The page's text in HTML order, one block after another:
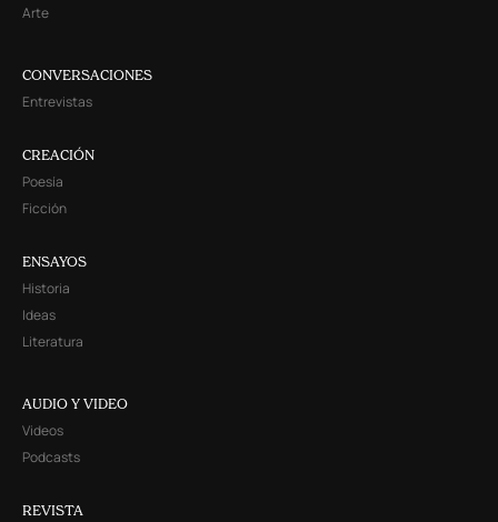
Arte
CONVERSACIONES
Entrevistas
CREACIÓN
Poesía
Ficción
ENSAYOS
Historia
Ideas
Literatura
AUDIO Y VIDEO
Videos
Podcasts
REVISTA